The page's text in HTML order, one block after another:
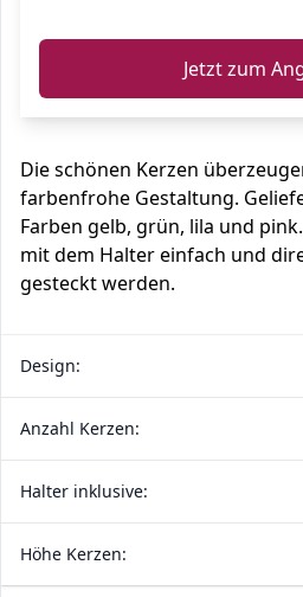
Jetzt zum
Die schönen Kerzen
farbenfrohe Gestaltung.
Farben gelb, grün, lila und
mit dem Halter einfach und
gesteckt werden.
Design:
Anzahl Kerzen:
Halter inklusive:
Höhe Kerzen: